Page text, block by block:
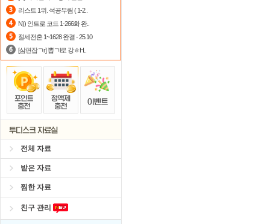
리스트 1위. 석공무림 ( 1-2..
N)) 인트로 코드 1-266화 완..
절세전혼 1~1628 완결 - 25.10
[삼편잡ㄱr] 뽑ㄱl로 강ㅎH..
전체 자료
받은 자료
찜한 자료
친구 관리